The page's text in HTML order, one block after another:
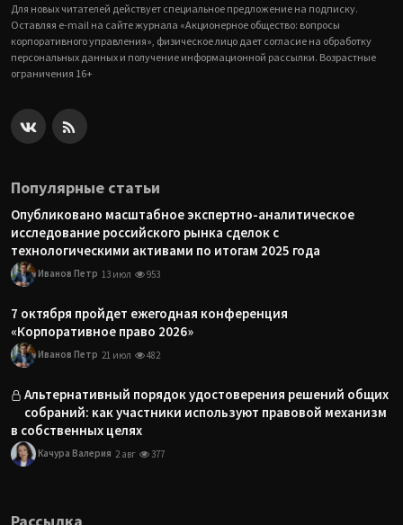
Для новых читателей действует специальное предложение на подписку.
Оставляя e-mail на сайте журнала «Акционерное общество: вопросы
корпоративного управления», физическое лицо дает согласие на обработку
персональных данных и получение информационной рассылки. Возрастные
ограничения 16+
Популярные статьи
Опубликовано масштабное экспертно-аналитическое
исследование российского рынка сделок с
технологическими активами по итогам 2025 года
Иванов Петр 13 июл 953
7 октября пройдет ежегодная конференция
«Корпоративное право 2026»
Иванов Петр 21 июл 482
Альтернативный порядок удостоверения решений общих
собраний: как участники используют правовой механизм
в собственных целях
Качура Валерия 2 авг 377